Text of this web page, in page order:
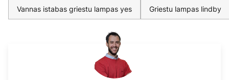
Vannas istabas griestu lampas yes Griestu lampas lindby